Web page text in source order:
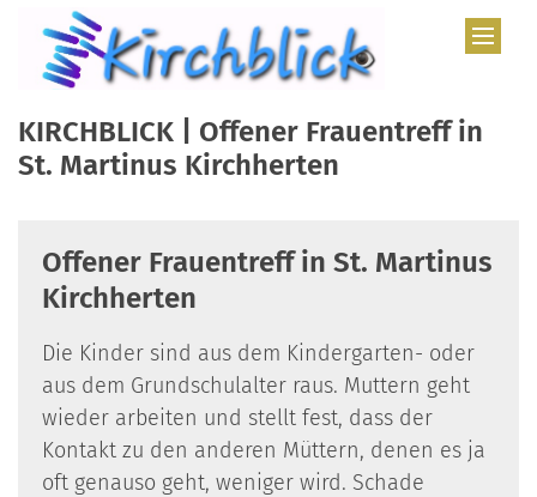
Zum Inhalt springen
KIRCHBLICK | Offener Frauentreff in
St. Martinus Kirchherten
Offener Frauentreff in St. Martinus
Kirchherten
Die Kinder sind aus dem Kindergarten- oder
aus dem Grundschulalter raus. Muttern geht
wieder arbeiten und stellt fest, dass der
Kontakt zu den anderen Müttern, denen es ja
oft genauso geht, weniger wird. Schade